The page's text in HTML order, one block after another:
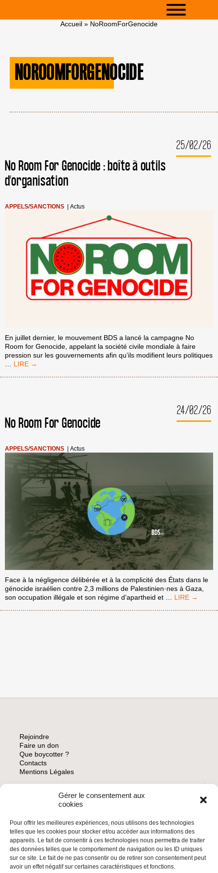
Gérer le consentement aux
cookies
Pour offrir les meilleures expériences, nous utilisons des technologies
telles que les cookies pour stocker et/ou accéder aux informations des
appareils. Le fait de consentir à ces technologies nous permettra de traiter
des données telles que le comportement de navigation ou les ID uniques
sur ce site. Le fait de ne pas consentir ou de retirer son consentement peut
avoir un effet négatif sur certaines caractéristiques et fonctions.
Accueil » NoRoomForGenocide
NOROOMFORGENOCIDE
25/02/26
No Room For Genocide : boîte à outils
d’organisation
APPELS/SANCTIONS Actus
En juillet dernier, le mouvement BDS a lancé la campagne No
Room for Genocide, appelant la société civile mondiale à faire
pression sur les gouvernements afin qu’ils modifient leurs politiques
… NO
OUTILS
24/02/26
No Room For Genocide
APPELS/SANCTIONS Actus
Face à la négligence délibérée et à la complicité des États dans le
génocide israélien contre 2,3 millions de Palestinien·nes à Gaza,
son occupation illégale et son régime d’apartheid et
NO
Rejoindre
Faire un don
Que boycotter ?
Contacts
Mentions Légales
ARCHIVES
INSCRIVEZ-VOUS À LA NEWSLETTER
Inscrivez-vous à la Newsletter